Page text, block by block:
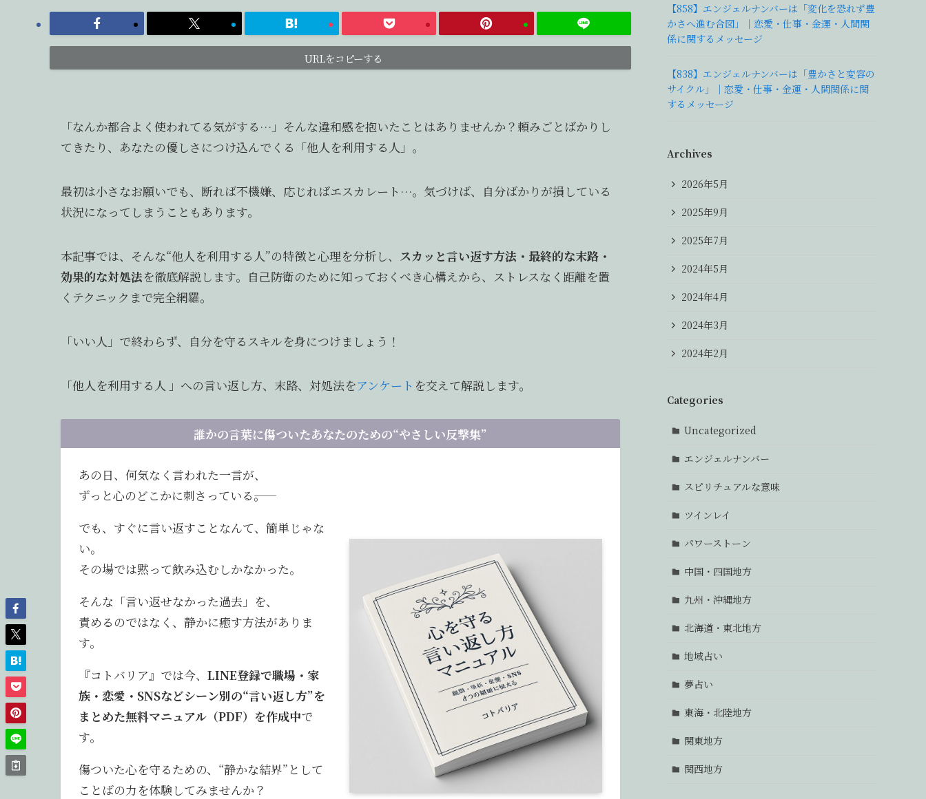
URLをコピーする
「なんか都合よく使われてる気がする…」そんな違和感を抱いたことはありませんか？頼みごとばかりし
てきたり、あなたの優しさにつけ込んでくる「他人を利用する人」。
最初は小さなお願いでも、断れば不機嫌、応じればエスカレート…。気づけば、自分ばかりが損している
状況になってしまうこともあります。
本記事では、そんな“他人を利用する人”の特徴と心理を分析し、 スカッと言い返す方法・最終的な末路・
効果的な対処法を徹底解説します。自己防衛のために知っておくべき心構えから、ストレスなく距離を置
くテクニックまで完全網羅。
「いい人」で終わらず、自分を守るスキルを身につけましょう！
「他人を利用する人 」への言い返し方、末路、対処法をアンケート を交えて解説します。
誰かの言葉に傷ついたあなたのための“やさしい反撃集”
あの日、何気なく言われた一言が、
ずっと心のどこかに刺さっている――。
でも、すぐに言い返すことなんて、簡単じゃな
い。
その場では黙って飲み込むしかなかった。
そんな「言い返せなかった過去」を、
責めるのではなく、静かに癒す方法がありま
す。
『コトバリア』では今、 LINE登録で職場・家
族・恋愛・SNSなどシーン別の“言い返し方”を
まとめた無料マニュアル（PDF）を作成中で
す。
傷ついた心を守るための、“静かな結界”として
ことばの力を体験してみませんか？
【858】エンジェルナンバーは「変化を恐れず豊
かさへ進む合図」｜恋愛・仕事・金運・人間関
係に関するメッセージ
【838】エンジェルナンバーは「豊かさと変容の
サイクル」｜恋愛・仕事・金運・人間関係に関
するメッセージ
Archives
2026年5月
2025年9月
2025年7月
2024年5月
2024年4月
2024年3月
2024年2月
Categories
Uncategorized
エンジェルナンバー
スピリチュアルな意味
ツインレイ
パワーストーン
中国・四国地方
九州・沖縄地方
北海道・東北地方
地域占い
夢占い
東海・北陸地方
関東地方
関西地方